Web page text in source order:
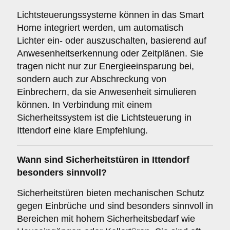
Lichtsteuerungssysteme können in das Smart
Home integriert werden, um automatisch
Lichter ein- oder auszuschalten, basierend auf
Anwesenheitserkennung oder Zeitplänen. Sie
tragen nicht nur zur Energieeinsparung bei,
sondern auch zur Abschreckung von
Einbrechern, da sie Anwesenheit simulieren
können. In Verbindung mit einem
Sicherheitssystem ist die Lichtsteuerung in
Ittendorf eine klare Empfehlung.
Wann sind Sicherheitstüren in Ittendorf
besonders sinnvoll?
Sicherheitstüren bieten mechanischen Schutz
gegen Einbrüche und sind besonders sinnvoll in
Bereichen mit hohem Sicherheitsbedarf wie